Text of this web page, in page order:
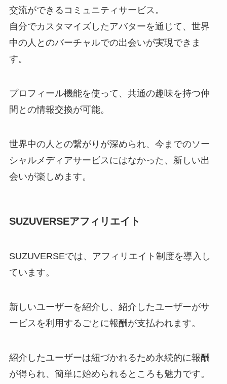
交流ができるコミュニティサービス。
自分でカスタマイズしたアバターを通じて、世界
中の人とのバーチャルでの出会いが実現できま
す。
プロフィール機能を使って、共通の趣味を持つ仲
間との情報交換が可能。
世界中の人との繋がりが深められ、今までのソー
シャルメディアサービスにはなかった、新しい出
会いが楽しめます。
SUZUVERSEアフィリエイト
SUZUVERSEでは、アフィリエイト制度を導入し
ています。
新しいユーザーを紹介し、紹介したユーザーがサ
ービスを利用するごとに報酬が支払われます。
紹介したユーザーは紐づかれるため永続的に報酬
が得られ、簡単に始められるところも魅力です。